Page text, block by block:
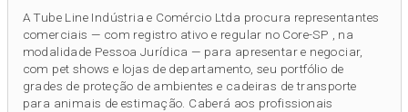
A Tube Line Indústria e Comércio Ltda procura representantes
comerciais — com registro ativo e regular no Core-SP , na
modalidade Pessoa Jurídica — para apresentar e negociar,
com pet shows e lojas de departamento, seu portfólio de
grades de proteção de ambientes e cadeiras de transporte
para animais de estimação. Caberá aos profissionais